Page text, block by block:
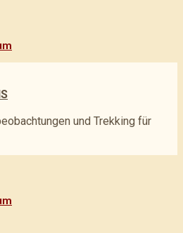
und Trekking für